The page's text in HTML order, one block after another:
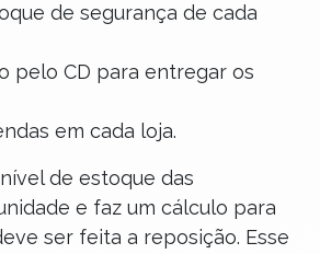
de segurança de cada
pelo CD para entregar os
em cada loja.
de estoque das
e faz um cálculo para
ser feita a reposição. Esse